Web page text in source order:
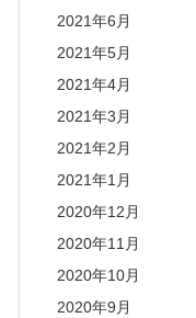
2021年6月
2021年5月
2021年4月
2021年3月
2021年2月
2021年1月
2020年12月
2020年11月
2020年10月
2020年9月